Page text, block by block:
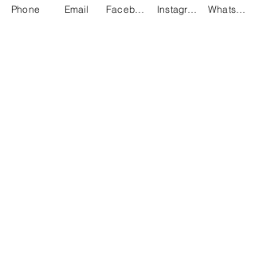
Beweglichkeit & Geschmeidigkeit
Phone Email